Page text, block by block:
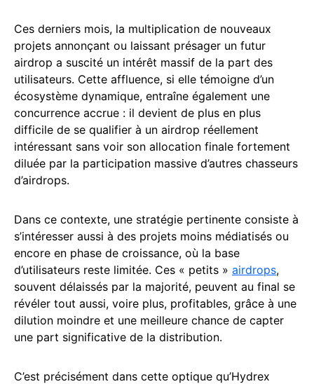
Ces derniers mois, la multiplication de nouveaux
projets annonçant ou laissant présager un futur
airdrop a suscité un intérêt massif de la part des
utilisateurs. Cette affluence, si elle témoigne d’un
écosystème dynamique, entraîne également une
concurrence accrue : il devient de plus en plus
difficile de se qualifier à un airdrop réellement
intéressant sans voir son allocation finale fortement
diluée par la participation massive d’autres chasseurs
d’airdrops.
Dans ce contexte, une stratégie pertinente consiste à
s’intéresser aussi à des projets moins médiatisés ou
encore en phase de croissance, où la base
d’utilisateurs reste limitée. Ces « petits » airdrops,
souvent délaissés par la majorité, peuvent au final se
révéler tout aussi, voire plus, profitables, grâce à une
dilution moindre et une meilleure chance de capter
une part significative de la distribution.
C’est précisément dans cette optique qu’Hydrex